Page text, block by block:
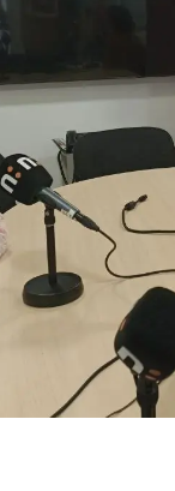
IX. Topaketak –
guztioi!
Arrosaren 20
irratiko Hizpidea
20 urteez